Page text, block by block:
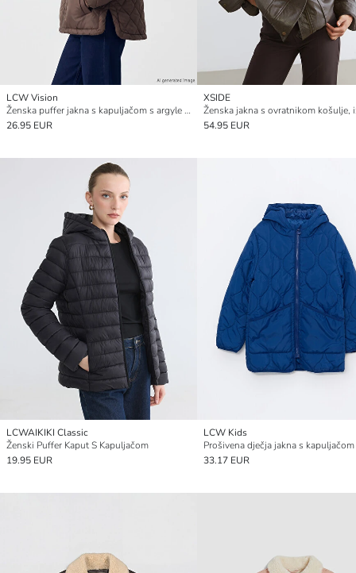
LCW Vision
Ženska puffer jakna s kapuljačom s argyle uzorkom
26.95 EUR
XSIDE
54.95 EUR
LCWAIKIKI Classic
Ženski Puffer Kaput S Kapuljačom
19.95 EUR
LCW Kids
Prošivena dječja jakna s kapuljačom
33.17 EUR